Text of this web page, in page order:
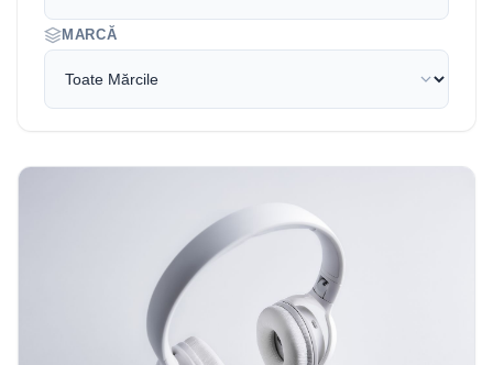
MARCĂ